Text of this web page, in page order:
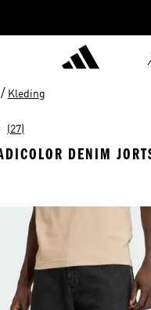
/ Kleding
(27)
DENIM